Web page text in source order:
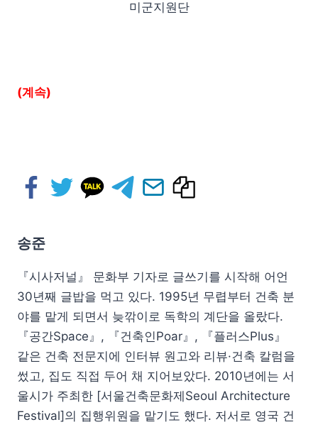
미군지원단
(계속)
송준
『시사저널』 문화부 기자로 글쓰기를 시작해 어언
30년째 글밥을 먹고 있다. 1995년 무렵부터 건축 분
야를 맡게 되면서 늦깎이로 독학의 계단을 올랐다.
『공간Space』, 『건축인Poar』, 『플러스Plus』
같은 건축 전문지에 인터뷰 원고와 리뷰·건축 칼럼을
썼고, 집도 직접 두어 채 지어보았다. 2010년에는 서
울시가 주최한 [서울건축문화제Seoul Architecture
Festival]의 집행위원을 맡기도 했다. 저서로 영국 건